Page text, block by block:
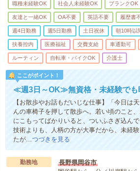
職種未経験OK 社会人未経験OK ブランクOK
友達と一緒OK OA不要 英語不要 履歴書
週4日勤務 週5日勤務 土日祝休 朝10時以
扶養控内 医療福祉 交費支給 車通勤可
ルーティン 自転車・バイクOK 介護士
ここがポイント！
≪週3日～OK≫無資格・未経験でも
【お散歩やお話もだいじな仕事】「今日は
んの車椅子を押して散歩へ。若い頃のこと
にこもってばかりいると、ついふさぎ込ん
技術よりも、人柄の方が大事だから、未経
たが…つづきを見る
勤務地
長野県岡谷市